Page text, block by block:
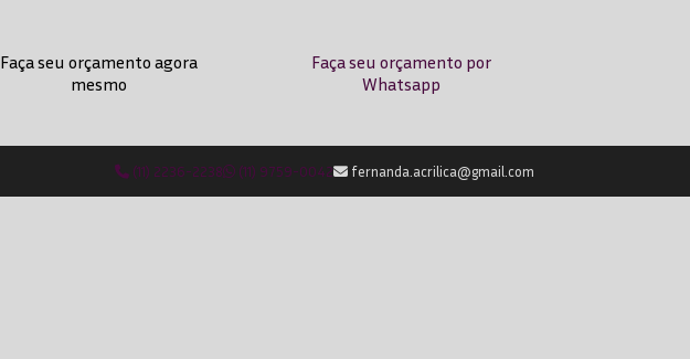
Faça seu orçamento agora
mesmo
Faça seu orçamento por
Whatsapp
(11) 2236-2238 (11) 9759-0042 fernanda.acrilica@gmail.com